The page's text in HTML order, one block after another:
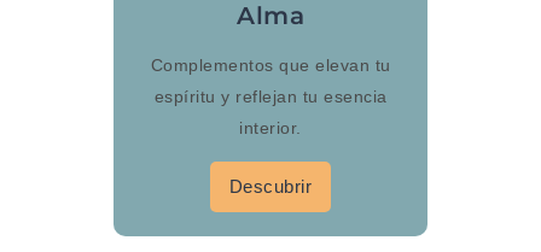
Alma
Complementos que elevan tu
espíritu y reflejan tu esencia
interior.
Descubrir